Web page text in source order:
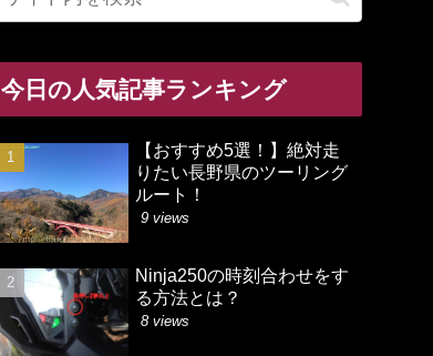
今日の人気記事ランキング
【おすすめ5選！】絶対走
りたい長野県のツーリング
ルート！
9 views
Ninja250の時刻合わせをす
る方法とは？
8 views